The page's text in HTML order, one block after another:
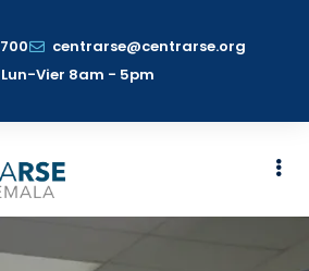
centrarse@centrarse.org
Lun-Vier 8am - 5pm